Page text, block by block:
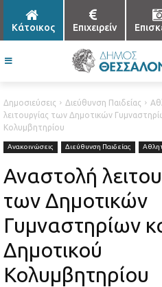
Κάτοικος Επιχειρείν
Δημοσιεύσεις Διεύθυνση Παιδείας
λειτουργίας των Δημοτικών
Κολυμβητηρίου
Ανακοινώσεις Διεύθυνση Παιδείας
Αναστολή
των Δημοτικών
Γυμναστηρίων
Δημοτικού
Κολυμβητηρίου